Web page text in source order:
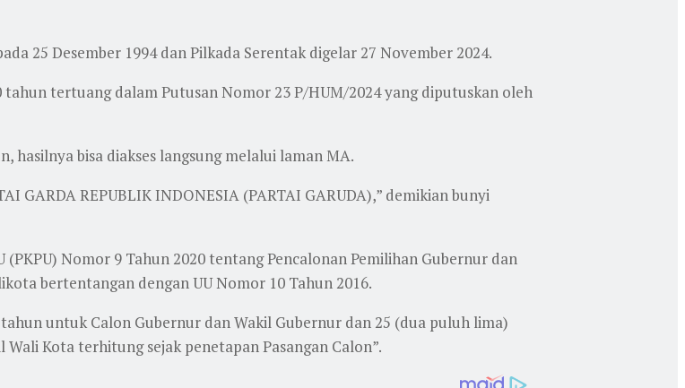
25 Desember 1994 dan Pilkada Serentak digelar 27 November 2024.
tertuang dalam Putusan Nomor 23 P/HUM/2024 yang diputuskan oleh
hasilnya bisa diakses langsung melalui laman MA.
REPUBLIK INDONESIA (PARTAI GARUDA),” demikian bunyi
Nomor 9 Tahun 2020 tentang Pencalonan Pemilihan Gubernur dan
bertentangan dengan UU Nomor 10 Tahun 2016.
untuk Calon Gubernur dan Wakil Gubernur dan 25 (dua puluh lima)
Kota terhitung sejak penetapan Pasangan Calon”.